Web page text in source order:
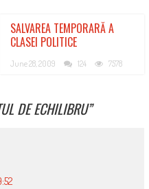
SALVAREA TEMPORARĂ A
CLASEI POLITICE
June 28, 2009 124 7578
DE ECHILIBRU”